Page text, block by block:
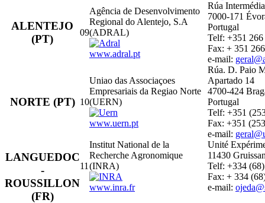
ALENTEJO
(PT)
09
Agência de Desenvolvimento
Regional do Alentejo, S.A
(ADRAL)
www.adral.pt
Rúa
7000-171
Portugal
Telf: +351
Fax: + 351
e-mail:
NORTE (PT) 10
Uniao das Associaçoes
Empresariais da Regiao Norte
(UERN)
www.uern.pt
Rúa. D. Paio
Apartado 14
4700-424
Portugal
Telf: +351
Fax: +351
e-mail:
LANGUEDOC
-
ROUSSILLON
(FR)
11
Institut National de la
Recherche Agronomique
(INRA)
www.inra.fr
Unité
11430
Telf: +334
Fax: + 334
e-mail: